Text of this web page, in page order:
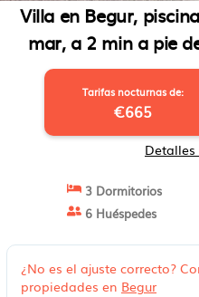
Villa en Begur,
mar, a 2 min a pie
Tarifas nocturnas de:
€665
3 Dormitorios
6 Huéspedes
¿No es el ajuste correcto?
propiedades en Begur